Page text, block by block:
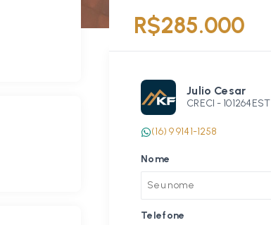
R$285.000
Julio Cesar
CRECI - 101264EST
(16) 9 9141-1258
Nome
Telefone